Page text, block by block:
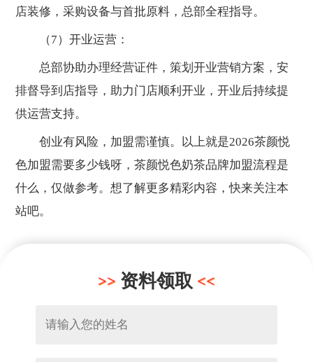
店装修，采购设备与首批原料，总部全程指导。
（7）开业运营：
总部协助办理经营证件，策划开业营销方案，安
排督导到店指导，助力门店顺利开业，开业后持续提
供运营支持。
创业有风险，加盟需谨慎。以上就是2026茶颜悦
色加盟需要多少钱呀，茶颜悦色奶茶品牌加盟流程是
什么，仅做参考。想了解更多精彩内容，快来关注本
站吧。
资料领取